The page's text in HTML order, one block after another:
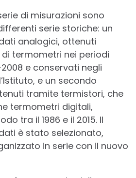
di misurazioni sono
serie storiche: un
analogici, ottenuti
termometri nei periodi
2008 e conservati negli
e un secondo
tramite termistori, che
termometri digitali,
tra il 1986 e il 2015. Il
è stato selezionato,
in serie con il nuovo